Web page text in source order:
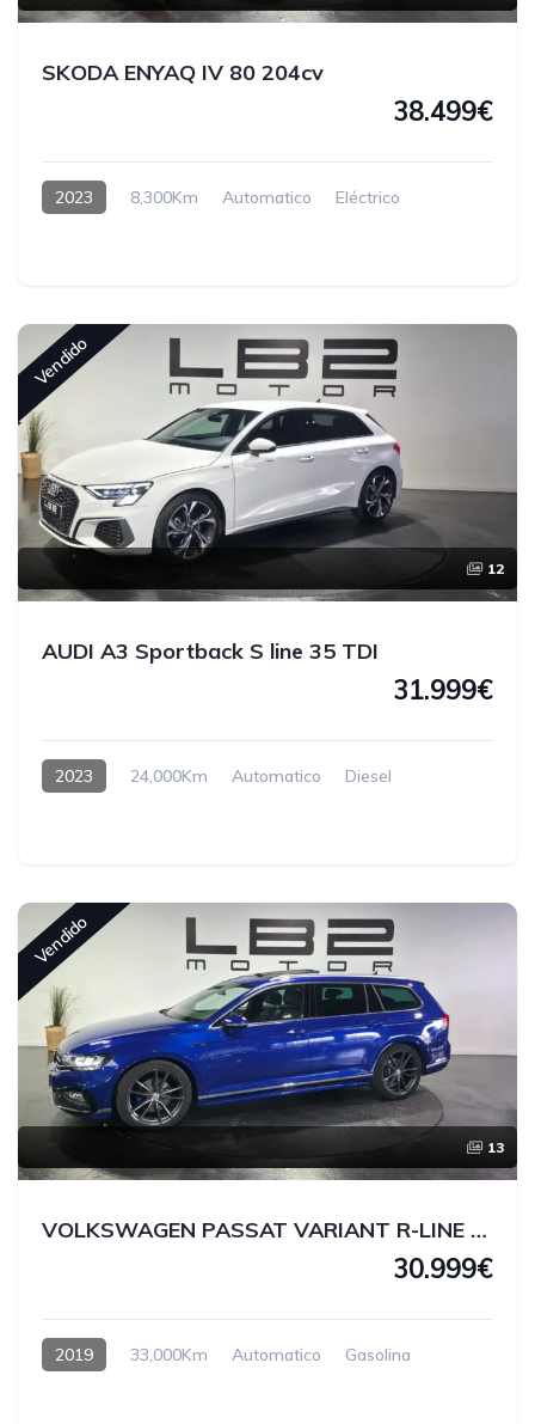
SKODA ENYAQ IV 80 204cv
38.499€
2023 8,300Km Automatico Eléctrico
Vendido
12
AUDI A3 Sportback S line 35 TDI
31.999€
2023 24,000Km Automatico Diesel
Vendido
13
VOLKSWAGEN PASSAT VARIANT R-LINE 2.0 TSI 190CV
30.999€
2019 33,000Km Automatico Gasolina